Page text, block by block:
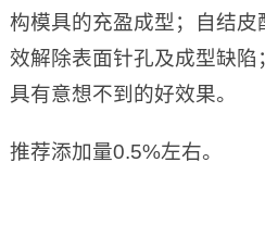
构模具的充盈成型；自结
效解除表面针孔及成型缺陷
具有意想不到的好效果。
推荐添加量0.5%左右。